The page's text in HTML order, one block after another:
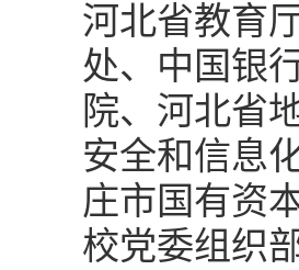
河北省教育
处、中国银
院、河北省
安全和信息
庄市国有资
校党委组织